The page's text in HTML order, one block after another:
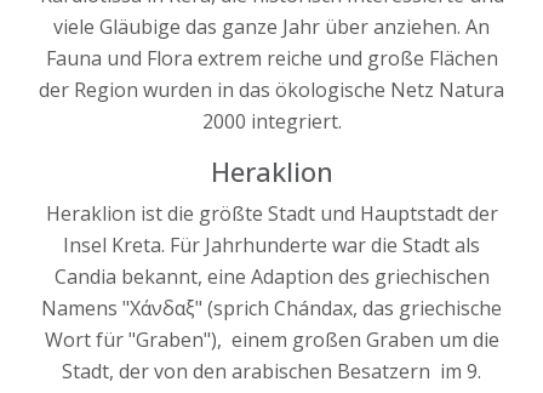
viele Gläubige das ganze Jahr über anziehen. An
Fauna und Flora extrem reiche und große Flächen
der Region wurden in das ökologische Netz Natura
2000 integriert.
Heraklion
Heraklion ist die größte Stadt und Hauptstadt der
Insel Kreta. Für Jahrhunderte war die Stadt als
Candia bekannt, eine Adaption des griechischen
Namens "Χάνδαξ" (sprich Chándax, das griechische
Wort für "Graben"), einem großen Graben um die
Stadt, der von den arabischen Besatzern im 9.